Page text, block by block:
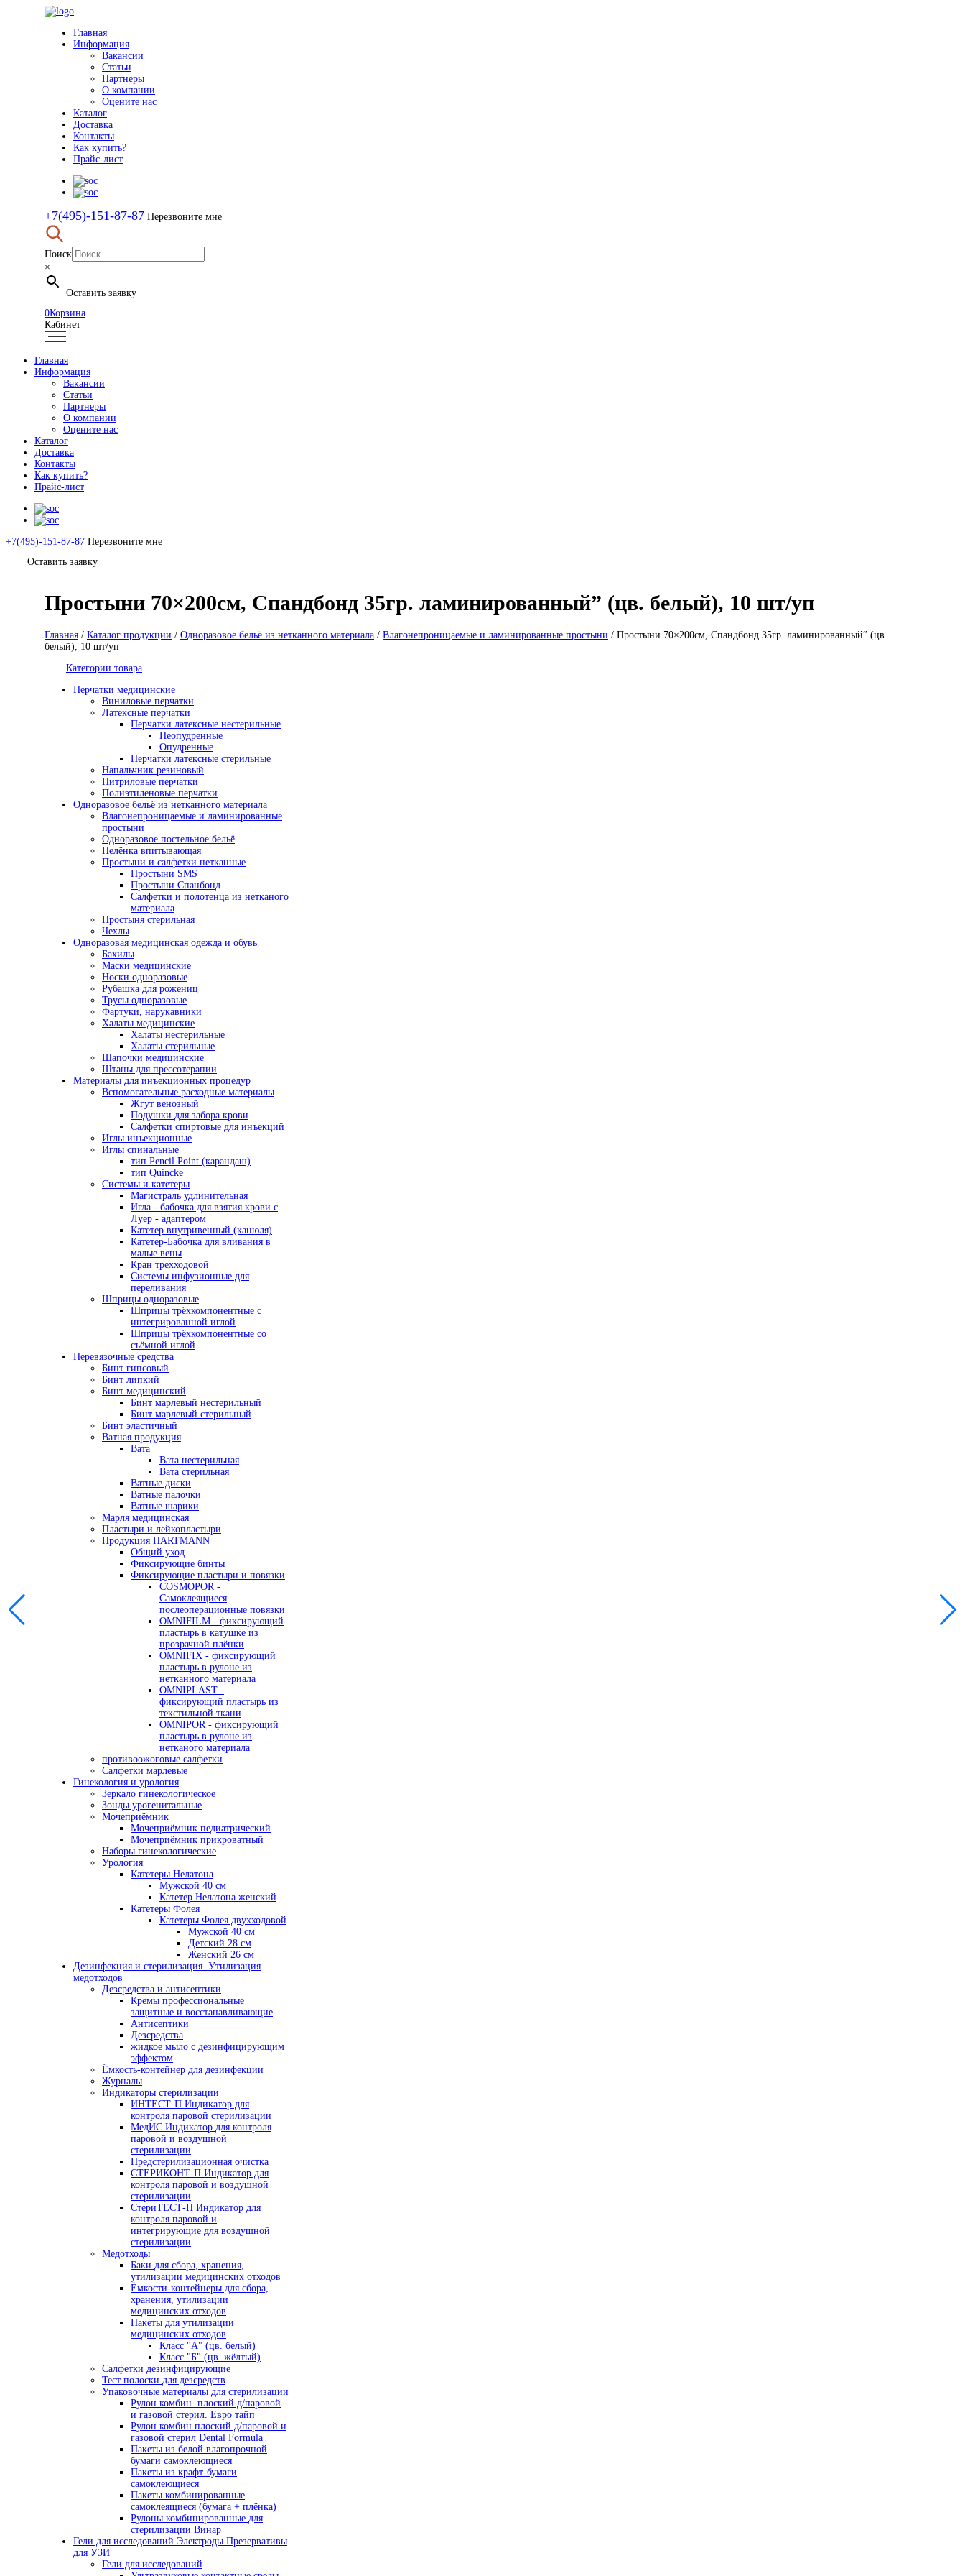
Главная
Информация
Вакансии
Статьи
Партнеры
О компании
Оцените нас
Каталог
Доставка
Контакты
Как купить?
Прайс-лист
+7(495)-151-87-87 Перезвоните мне
Поиск
×
Оставить заявку
0Корзина
Кабинет
Главная
Информация
Вакансии
Статьи
Партнеры
О компании
Оцените нас
Каталог
Доставка
Контакты
Как купить?
Прайс-лист
+7(495)-151-87-87 Перезвоните мне
Оставить заявку
Простыни 70×200см, Спандбонд 35гр. ламинированный” (цв. белый), 10 шт/уп
Главная / Каталог продукции / Одноразовое бельё из нетканного материала / Влагонепроницаемые и ламинированные простыни / Простыни 70×200см, Спандбонд 35гр. ламинированный” (цв.
белый), 10 шт/уп
Категории товара
Перчатки медицинские
Виниловые перчатки
Латексные перчатки
Перчатки латексные нестерильные
Неопудренные
Опудренные
Перчатки латексные стерильные
Напальчник резиновый
Нитриловые перчатки
Полиэтиленовые перчатки
Одноразовое бельё из нетканного материала
Влагонепроницаемые и ламинированные
простыни
Одноразовое постельное бельё
Пелёнка впитывающая
Простыни и салфетки нетканные
Простыни SMS
Простыни Спанбонд
Салфетки и полотенца из нетканого
материала
Простыня стерильная
Чехлы
Одноразовая медицинская одежда и обувь
Бахилы
Маски медицинские
Носки одноразовые
Рубашка для рожениц
Трусы одноразовые
Фартуки, нарукавники
Халаты медицинские
Халаты нестерильные
Халаты стерильные
Шапочки медицинские
Штаны для прессотерапии
Материалы для инъекционных процедур
Вспомогательные расходные материалы
Жгут венозный
Подушки для забора крови
Салфетки спиртовые для инъекций
Иглы инъекционные
Иглы спинальные
тип Pencil Point (карандаш)
тип Quincke
Системы и катетеры
Магистраль удлинительная
Игла - бабочка для взятия крови с
Луер - адаптером
Катетер внутривенный (канюля)
Катетер-Бабочка для вливания в
малые вены
Кран трехходовой
Системы инфузионные для
переливания
Шприцы одноразовые
Шприцы трёхкомпонентные с
интегрированной иглой
Шприцы трёхкомпонентные со
съёмной иглой
Перевязочные средства
Бинт гипсовый
Бинт липкий
Бинт медицинский
Бинт марлевый нестерильный
Бинт марлевый стерильный
Бинт эластичный
Ватная продукция
Вата
Вата нестерильная
Вата стерильная
Ватные диски
Ватные палочки
Ватные шарики
Марля медицинская
Пластыри и лейкопластыри
Продукция HARTMANN
Общий уход
Фиксирующие бинты
Фиксирующие пластыри и повязки
COSMOPOR -
Самоклеящиеся
послеоперационные повязки
OMNIFILM - фиксирующий
пластырь в катушке из
прозрачной плёнки
OMNIFIX - фиксирующий
пластырь в рулоне из
нетканного материала
OMNIPLAST -
фиксирующий пластырь из
текстильной ткани
OMNIPOR - фиксирующий
пластырь в рулоне из
нетканого материала
противоожоговые салфетки
Салфетки марлевые
Гинекология и урология
Зеркало гинекологическое
Зонды урогенитальные
Мочеприёмник
Мочеприёмник педиатрический
Мочеприёмник прикроватный
Наборы гинекологические
Урология
Катетеры Нелатона
Мужской 40 см
Катетер Нелатона женский
Катетеры Фолея
Катетеры Фолея двухходовой
Мужской 40 см
Детский 28 см
Женский 26 см
Дезинфекция и стерилизация. Утилизация
медотходов
Дезсредства и антисептики
Кремы профессиональные
защитные и восстанавливающие
Антисептики
Дезсредства
жидкое мыло с дезинфицирующим
эффектом
Ёмкость-контейнер для дезинфекции
Журналы
Индикаторы стерилизации
ИНТЕСТ-П Индикатор для
контроля паровой стерилизации
МедИС Индикатор для контроля
паровой и воздушной
стерилизации
Предстерилизационная очистка
СТЕРИКОНТ-П Индикатор для
контроля паровой и воздушной
стерилизации
СтериТЕСТ-П Индикатор для
контроля паровой и
интегрирующие для воздушной
стерилизации
Медотходы
Баки для сбора, хранения,
утилизации медицинских отходов
Ёмкости-контейнеры для сбора,
хранения, утилизации
медицинских отходов
Пакеты для утилизации
медицинских отходов
Класс "А" (цв. белый)
Класс "Б" (цв. жёлтый)
Салфетки дезинфицирующие
Тест полоски для дезсредств
Упаковочные материалы для стерилизации
Рулон комбин. плоский д/паровой
и газовой стерил. Евро тайп
Рулон комбин.плоский д/паровой и
газовой стерил Dental Formula
Пакеты из белой влагопрочной
бумаги самоклеющиеся
Пакеты из крафт-бумаги
самоклеющиеся
Пакеты комбинированные
самоклеящиеся (бумага + плёнка)
Рулоны комбинированные для
стерилизации Винар
Гели для исследований Электроды Презервативы
для УЗИ
Гели для исследований